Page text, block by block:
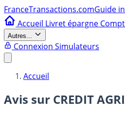
FranceTransactions.comGuide
Accueil Livret épargne
Autres...
Connexion Simulateurs
Accueil
Avis sur CREDIT